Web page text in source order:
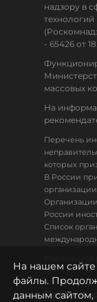
надзору в
- 65426 от
массовых
На
Перечень
которых
В России
России
Список
18+
Политика
На нашем сайте
файлы.
данным